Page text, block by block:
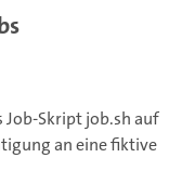
Job-Skript job.sh auf
an eine fiktive